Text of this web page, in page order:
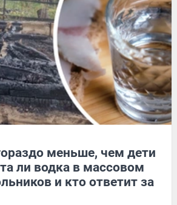
меньше, чем дети
ли водка в массовом
и кто ответит за